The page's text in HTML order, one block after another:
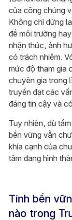
của công chúng
Không chỉ dừng
đề môi trường
nhận thức, ảnh
có trách nhiệm.
mức độ tham gia
chuyên gia trong
truyền đạt các
đáng tin cậy và
Tuy nhiên, dù
bền vững vẫn
khía cạnh của
tâm đang hình
Tính bền
nào trong